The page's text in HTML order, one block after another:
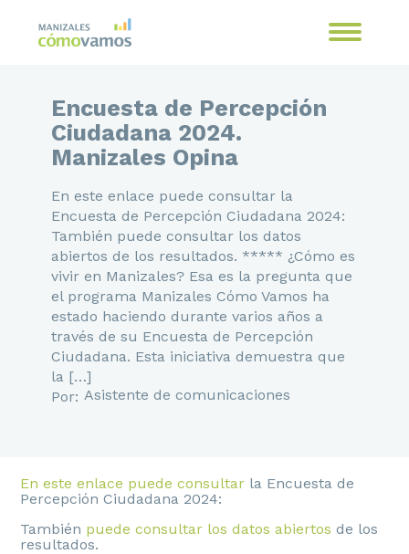
Encuesta de Percepción
Ciudadana 2024.
Manizales Opina
En este enlace puede consultar la
Encuesta de Percepción Ciudadana 2024:
También puede consultar los datos
abiertos de los resultados. ***** ¿Cómo es
vivir en Manizales? Esa es la pregunta que
el programa Manizales Cómo Vamos ha
estado haciendo durante varios años a
través de su Encuesta de Percepción
Ciudadana. Esta iniciativa demuestra que
la […]
Asistente de comunicaciones
En este enlace puede consultar la Encuesta de
Percepción Ciudadana 2024:
También puede consultar los datos abiertos de los
resultados.